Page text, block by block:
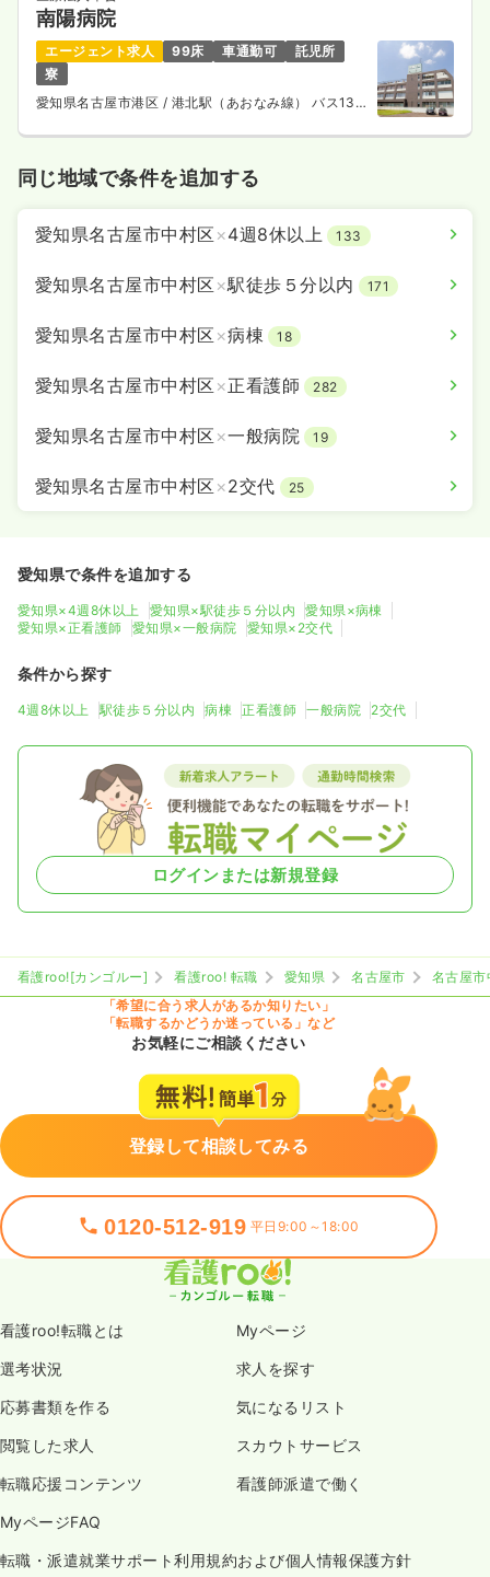
南陽病院
エージェント求人 99床 車通勤可
託児所
寮
愛知県名古屋市港区 / 港北駅（あおなみ線） バス13
同じ地域で条件を追加する
愛知県名古屋市中村区 ×4週8休以上 133
愛知県名古屋市中村区 ×駅徒歩５分以内 171
愛知県名古屋市中村区 ×病棟 18
愛知県名古屋市中村区 ×正看護師 282
愛知県名古屋市中村区 ×一般病院 19
愛知県名古屋市中村区 ×2交代 25
愛知県で条件を追加する
愛知県×4週8休以上 愛知県×駅徒歩５分以内
愛知県×病棟
愛知県×正看護師
愛知県×一般病院 愛知県×2交代
条件から探す
4週8休以上 駅徒歩５分以内 病棟 正看護師 一般病院 2交代
ログインまたは新規登録
看護roo![カンゴルー] 看護roo! 転職 愛知県 名古屋市
名古屋市
「希望に合う求人があるか知りたい」
「転職するかどうか迷っている」など
お気軽にご相談ください
登録して相談してみる
0120-512-919 平日9:00～18:00
看護roo!転職とは Myページ
選考状況 求人を探す
応募書類を作る 気になるリスト
閲覧した求人 スカウトサービス
転職応援コンテンツ 看護師派遣で働く
MyページFAQ
転職・派遣就業サポート利用規約および個人情報保護方針